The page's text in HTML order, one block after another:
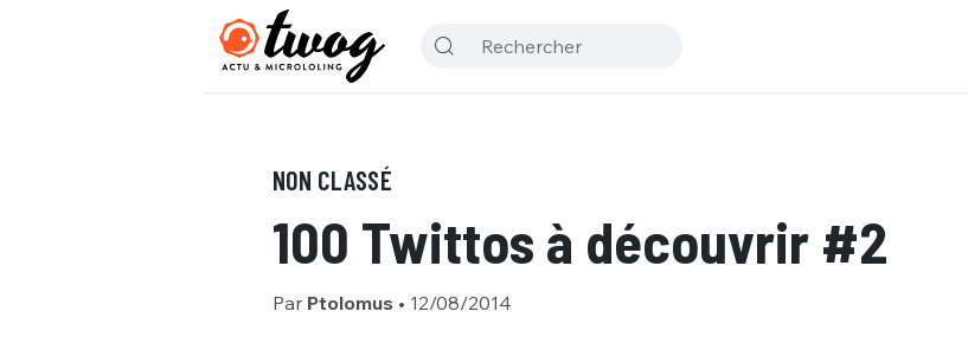
NON CLASSÉ
100 Twittos à découvrir #2
Par Ptolomus • 12/08/2014